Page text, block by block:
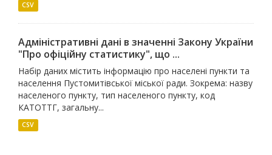
CSV
Адміністративні дані в значенні Закону України
"Про офіційну статистику", що ...
Набір даних містить інформацію про населені пункти та
населення Пустомитівської міської ради. Зокрема: назву
населеного пункту, тип населеного пункту, код
КАТОТТГ, загальну...
CSV